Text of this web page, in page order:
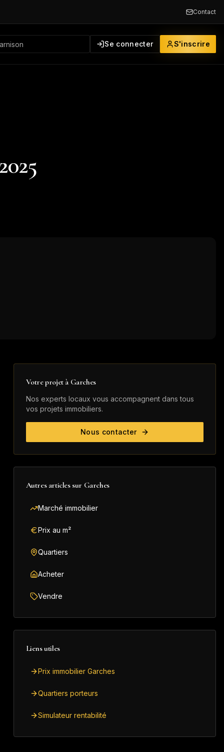
Contact
Se connecter S'inscrire
Votre projet à Garches
Nos experts locaux vous accompagnent dans tous
vos projets immobiliers.
Nous contacter
Autres articles sur Garches
Marché immobilier
Prix au m²
Quartiers
Acheter
Vendre
Liens utiles
Prix immobilier Garches
Quartiers porteurs
Simulateur rentabilité